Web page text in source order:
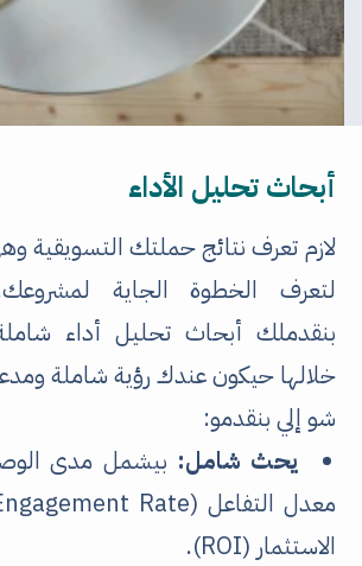
أبحاث تحليل الأداء
لازم تعرف نتائج حملتك التسويقية
لتعرف الخطوة الجاية
بنقدملك أبحاث تحليل أداء
خلالها حيكون عندك رؤية شاملة
شو إلي بنقدمو:
يحث شامل:
الاستثمار (ROI).